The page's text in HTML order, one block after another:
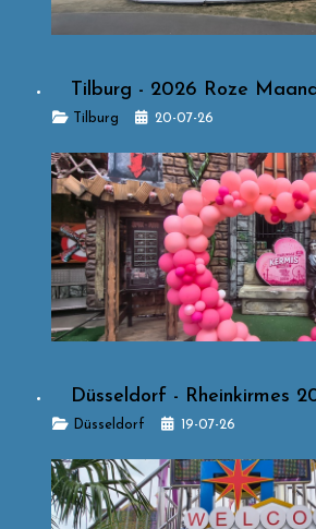
Tilburg - 2026 Roze
Details
Tilburg 20-07-26
Düsseldorf - Rheinkirmes
DetailsDüsseldorf 19-07-26